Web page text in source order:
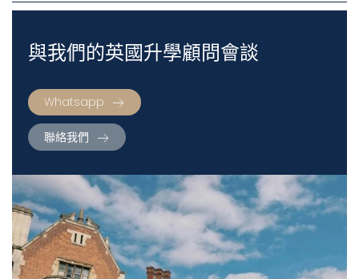
與我們的英國升學顧問會談
Whatsapp
聯絡我們